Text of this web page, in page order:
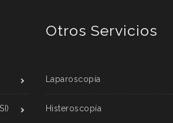
Otros Servicios
Laparoscopía
Histeroscopía